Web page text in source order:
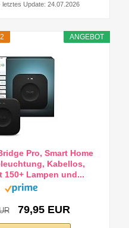
letztes Update: 24.07.2026
ANGEBOT
Pro, Smart Home
Kabellos,
150+ Lampen und...
79,95 EUR